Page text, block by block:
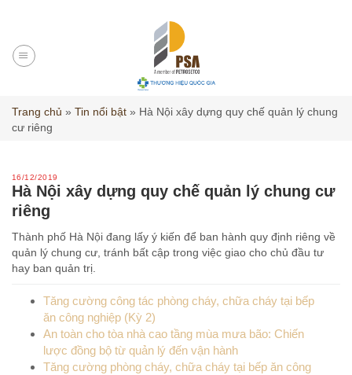
content
Trang chủ » Tin nổi bật » Hà Nội xây dựng quy chế quản lý chung
cư riêng
16/12/2019
Hà Nội xây dựng quy chế quản lý chung cư
riêng
Thành phố Hà Nội đang lấy ý kiến để ban hành quy định riêng về
quản lý chung cư, tránh bất cập trong việc giao cho chủ đầu tư
hay ban quản trị.
Tăng cường công tác phòng cháy, chữa cháy tại bếp
ăn công nghiệp (Kỳ 2)
An toàn cho tòa nhà cao tầng mùa mưa bão: Chiến
lược đồng bộ từ quản lý đến vận hành
Tăng cường phòng cháy, chữa cháy tại bếp ăn công